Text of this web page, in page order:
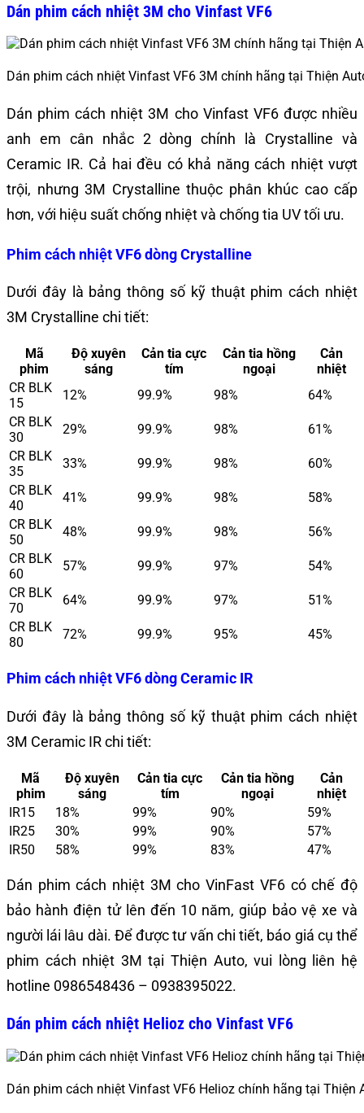
Dán phim cách nhiệt 3M cho Vinfast VF6
Dán phim cách nhiệt Vinfast VF6 3M chính hãng tại Thiện
Dán phim cách nhiệt 3M cho Vinfast VF6 được nhiều
anh em cân nhắc 2 dòng chính là Crystalline và
Ceramic IR. Cả hai đều có khả năng cách nhiệt vượt
trội, nhưng 3M Crystalline thuộc phân khúc cao cấp
hơn, với hiệu suất chống nhiệt và chống tia UV tối ưu.
Phim cách nhiệt VF6 dòng Crystalline
Dưới đây là bảng thông số kỹ thuật phim cách nhiệt
3M Crystalline chi tiết:
Mã
phim
Độ xuyên
sáng
Cản tia cực
tím
Cản tia hồng
ngoại
Cản
nhiệt
CR BLK
15
12% 99.9% 98%
64%
CR BLK
30
29% 99.9% 98%
61%
CR BLK
35
33% 99.9% 98%
60%
CR BLK
40
41% 99.9% 98%
58%
CR BLK
50
48% 99.9% 98%
56%
CR BLK
60
57% 99.9% 97%
54%
CR BLK
70
64% 99.9% 97%
51%
CR BLK
80
72% 99.9% 95% 45%
Phim cách nhiệt VF6 dòng Ceramic IR
Dưới đây là bảng thông số kỹ thuật phim cách nhiệt
3M Ceramic IR chi tiết:
Mã
phim
Độ xuyên
sáng
Cản tia cực
tím
Cản tia hồng
ngoại
Cản
nhiệt
IR15
18% 99% 90%
59%
IR25
30% 99% 90%
57%
IR50
58% 99% 83% 47%
Dán phim cách nhiệt 3M cho VinFast VF6 có chế độ
bảo hành điện tử lên đến 10 năm, giúp bảo vệ xe và
người lái lâu dài. Để được tư vấn chi tiết, báo giá cụ thể
phim cách nhiệt 3M tại Thiện Auto, vui lòng liên hệ
hotline 0986548436 – 0938395022.
Dán phim cách nhiệt Helioz cho Vinfast VF6
Dán phim cách nhiệt Vinfast VF6 Helioz chính hãng tại Thiện